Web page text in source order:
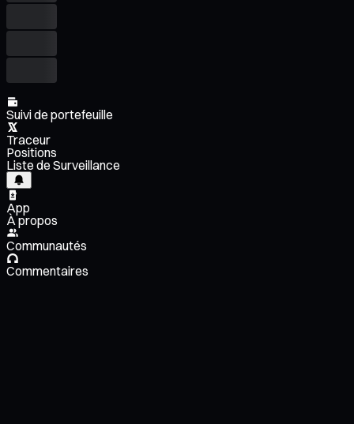
Suivi de portefeuille
Traceur
Positions
Liste de Surveillance
App
À propos
Communautés
Commentaires